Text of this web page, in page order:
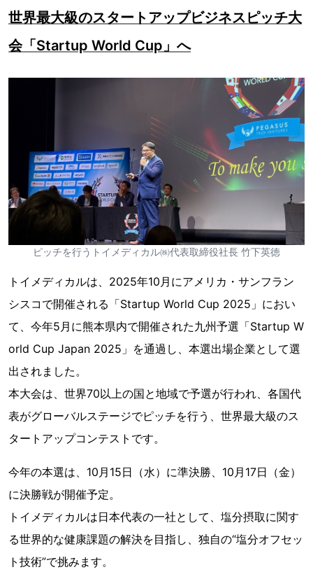
世界最大級のスタートアップビジネスピッチ大
会「Startup World Cup」へ
ピッチを行うトイメディカル㈱代表取締役社長 竹下英徳
トイメディカルは、2025年10月にアメリカ・サンフラン
シスコで開催される「Startup World Cup 2025」におい
て、今年5月に熊本県内で開催された九州予選「Startup W
orld Cup Japan 2025」を通過し、本選出場企業として選
出されました。
本大会は、世界70以上の国と地域で予選が行われ、各国代
表がグローバルステージでピッチを行う、世界最大級のス
タートアップコンテストです。
今年の本選は、10月15日（水）に準決勝、10月17日（金）
に決勝戦が開催予定。
トイメディカルは日本代表の一社として、塩分摂取に関す
る世界的な健康課題の解決を目指し、独自の“塩分オフセッ
ト技術”で挑みます。